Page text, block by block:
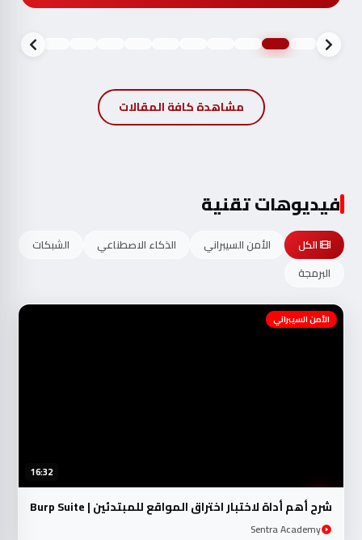
مشاهدة كافة المقالات
فيديوهات تقنية
الكل الأمن السيبراني الذكاء الاصطناعي
الشبكات
البرمجة
16:32
الأمن السيبراني
شرح أهم أداة لاختبار اختراق المواقع للمبتدئين | Burp Suite
Sentra Academy